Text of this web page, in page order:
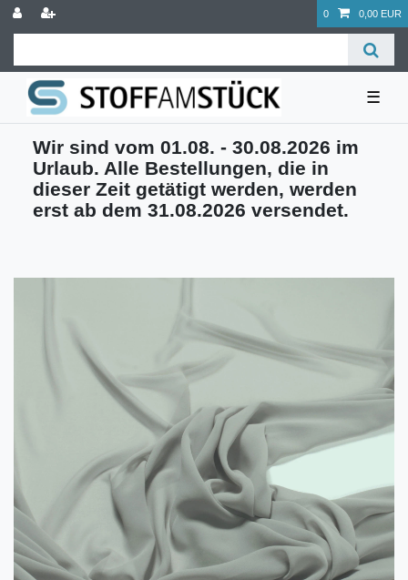
0 0,00 EUR
☰
Wir sind vom 01.08. - 30.08.2026 im
Urlaub. Alle Bestellungen, die in
dieser Zeit getätigt werden, werden
erst ab dem 31.08.2026 versendet.